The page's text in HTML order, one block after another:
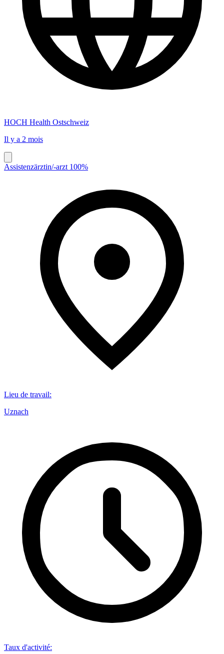
HOCH Health Ostschweiz
Il y a 2 mois
Assistenzärztin/-arzt 100%
Lieu de travail:
Uznach
Taux d'activité: